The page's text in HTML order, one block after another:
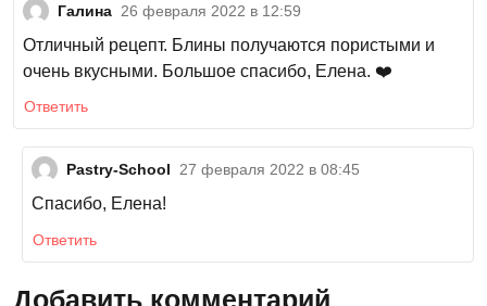
Галина 26 февраля 2022 в 12:59
Отличный рецепт. Блины получаются пористыми и
очень вкусными. Большое спасибо, Елена. ❤️
Ответить
Pastry-School 27 февраля 2022 в 08:45
Спасибо, Елена!
Ответить
Добавить комментарий